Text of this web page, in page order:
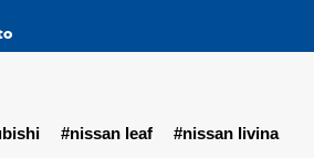
#nissan leaf
#nissan livina